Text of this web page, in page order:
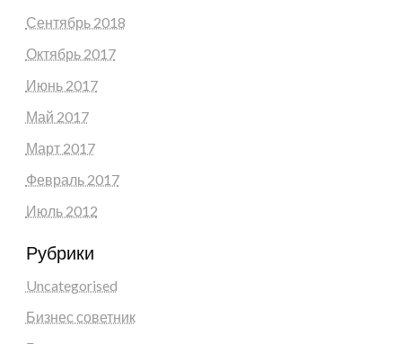
Сентябрь 2018
Октябрь 2017
Июнь 2017
Май 2017
Март 2017
Февраль 2017
Июль 2012
Рубрики
Uncategorised
Бизнес советник